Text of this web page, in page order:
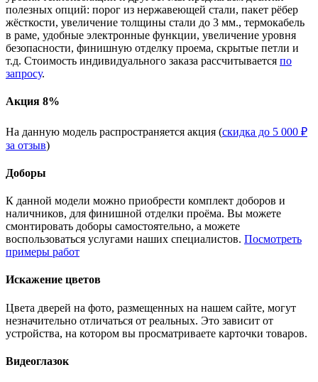
полезных опций: порог из нержавеющей стали, пакет рёбер
жёсткости, увеличение толщины стали до 3 мм., термокабель
в раме, удобные электронные функции, увеличение уровня
безопасности, финишную отделку проема, скрытые петли и
т.д. Стоимость индивидуального заказа рассчитывается по
запросу.
Акция 8%
На данную модель распространяется акция (скидка до 5 000 ₽
за отзыв)
Доборы
К данной модели можно приобрести комплект доборов и
наличников, для финишной отделки проёма. Вы можете
смонтировать доборы самостоятельно, а можете
воспользоваться услугами наших специалистов. Посмотреть
примеры работ
Искажение цветов
Цвета дверей на фото, размещенных на нашем сайте, могут
незначительно отличаться от реальных. Это зависит от
устройства, на котором вы просматриваете карточки товаров.
Видеоглазок